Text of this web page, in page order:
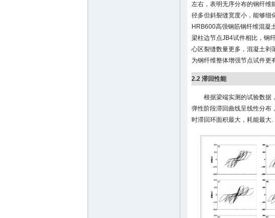
左右，表明无序分布的钢纤维
径多但斜裂缝宽度小，能够细
HRB600高强钢筋钢纤维混凝
梁柱边节点JB4试件相比，钢
心区裂缝数量更多，混凝土剥
为钢纤维整体增强节点试件更
2.2 滞回性能
根据梁端实测的试验数据
弹性阶段滞回曲线呈线性分布
时滞回环面积最大，耗能最大.